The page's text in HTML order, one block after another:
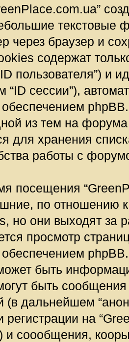
текстовые
через браузер и
содержат
пользователя”) и
“ID сессии”),
из тем на форума
для хранения
работы с
посещения
по отношению
но они выходят за
просмотр
быть
быть сообщения
(в дальнейшем
регистрации на
и соообщения,